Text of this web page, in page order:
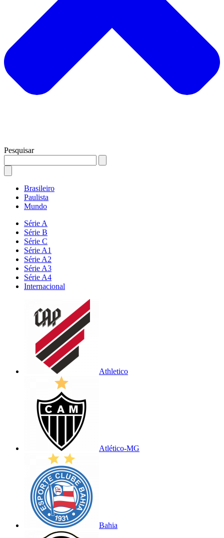
Pesquisar
Brasileiro
Paulista
Mundo
Série A
Série B
Série C
Série A1
Série A2
Série A3
Série A4
Internacional
Athletico
Atlético-MG
Bahia